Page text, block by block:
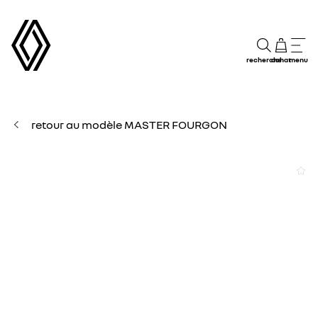
rechercheachatmenu
retour au modèle MASTER FOURGON